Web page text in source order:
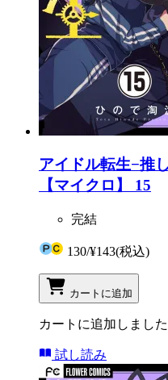
アイドル転生−推
【マイクロ】 15
完結
130/¥143(税込)
カートに追加
カートに追加しました
試し読み